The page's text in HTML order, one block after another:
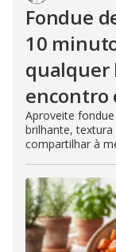
Fondue
10
qualquer
encontro
Aproveite
brilhante,
compartilhar à